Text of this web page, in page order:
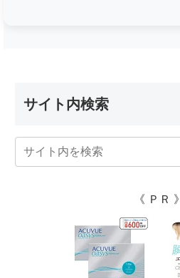
サイト内検索
《 ＰＲ 》